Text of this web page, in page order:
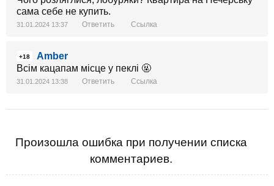
сама себе не купить.
31.01.2024 13:37 Ответить Ссылка
+18
Amber
Всім кацапам місце у пеклі 🤬
31.01.2024 13:38 Ответить Ссылка
Произошла ошибка при получении списка
комментариев.